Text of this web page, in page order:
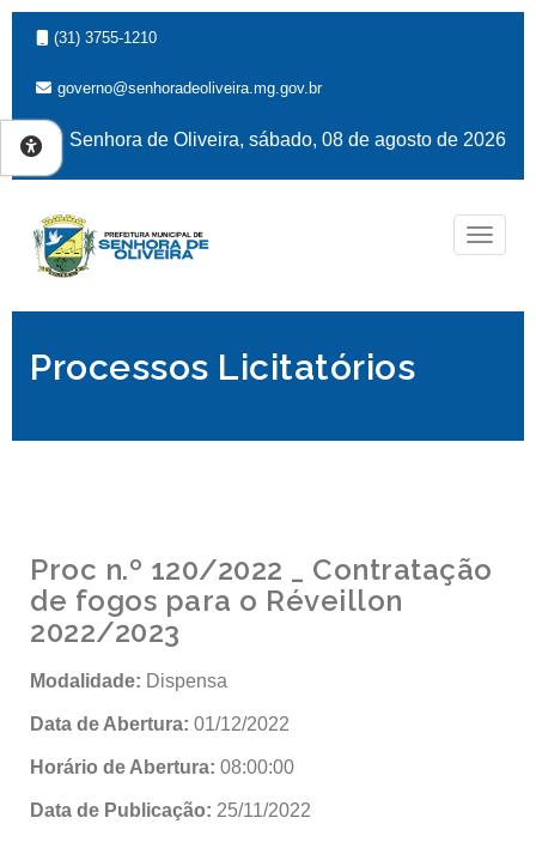
(31) 3755-1210
governo@senhoradeoliveira.mg.gov.br
Senhora de Oliveira, sábado, 08 de agosto de 2026
Processos Licitatórios
Proc n.º 120/2022 _ Contratação
de fogos para o Réveillon
2022/2023
Modalidade: Dispensa
Data de Abertura: 01/12/2022
Horário de Abertura: 08:00:00
Data de Publicação: 25/11/2022